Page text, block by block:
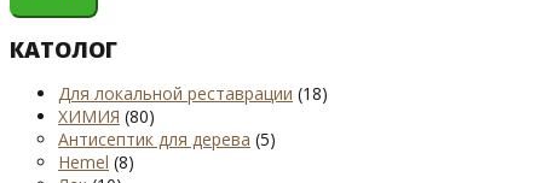
КАТОЛОГ
Для локальной реставрации (18)
ХИМИЯ (80)
Антисептик для дерева (5)
Hemel (8)